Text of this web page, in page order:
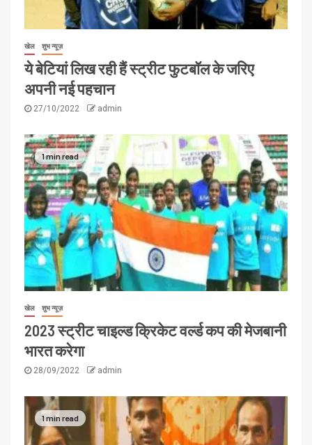
खेल शुभ न्यूज़
ये बेटियां लिख रही हैं स्ट्रीट फुटबॉल के जरिए
अपनी नई पहचान
27/10/2022 admin
1 min read
खेल शुभ न्यूज़
2023 स्ट्रीट चाइल्ड क्रिकेट वर्ल्ड कप की मेजबानी
भारत करेगा
28/09/2022 admin
1 min read